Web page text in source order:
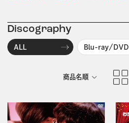
Discography
ALL Blu-ray/DVD
商品名順